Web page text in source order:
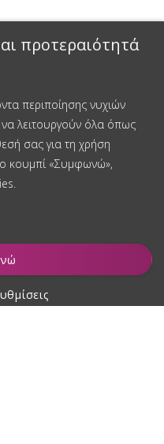
προτεραιότητά
περιποίησης νυχιών
να λειτουργούν όλα όπως
σας για τη χρήση
κουμπί «Συμφωνώ»,